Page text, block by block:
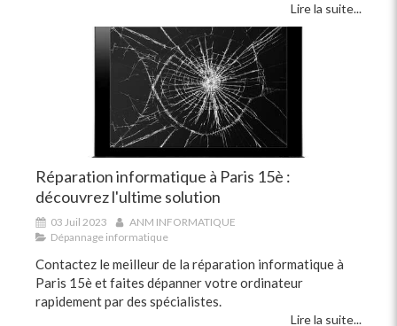
Lire la suite...
Réparation informatique à Paris 15è :
découvrez l'ultime solution
03 Juil 2023
ANM INFORMATIQUE
Dépannage informatique
Contactez le meilleur de la réparation informatique à
Paris 15è et faites dépanner votre ordinateur
rapidement par des spécialistes.
Lire la suite...